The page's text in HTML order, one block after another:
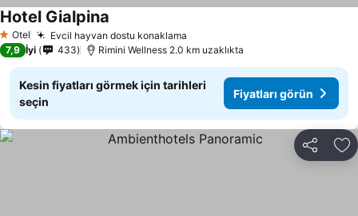
1 Yıldız
Otel Evcil hayvan dostu konaklama
Hotel Gialpina
7,9 İyi 433 Rimini Wellness 2.0 km uzaklıkta
Kesin fiyatları görmek için tarihleri
seçin
Fiyatları görün
Paylaş